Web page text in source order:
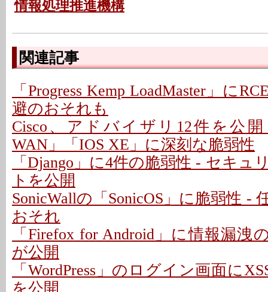
情報処理推進機構
関連記事
「Progress Kemp LoadMaster」に
避のおそれも
Cisco、アドバイザリ12件を公開
WAN」「IOS XE」に深刻な脆弱性
「Django」に4件の脆弱性 - セキュ
トを公開
SonicWallの「SonicOS」に脆弱性 -
おそれ
「Firefox for Android」に情報漏洩
が公開
「WordPress」のログイン画面に
を公開